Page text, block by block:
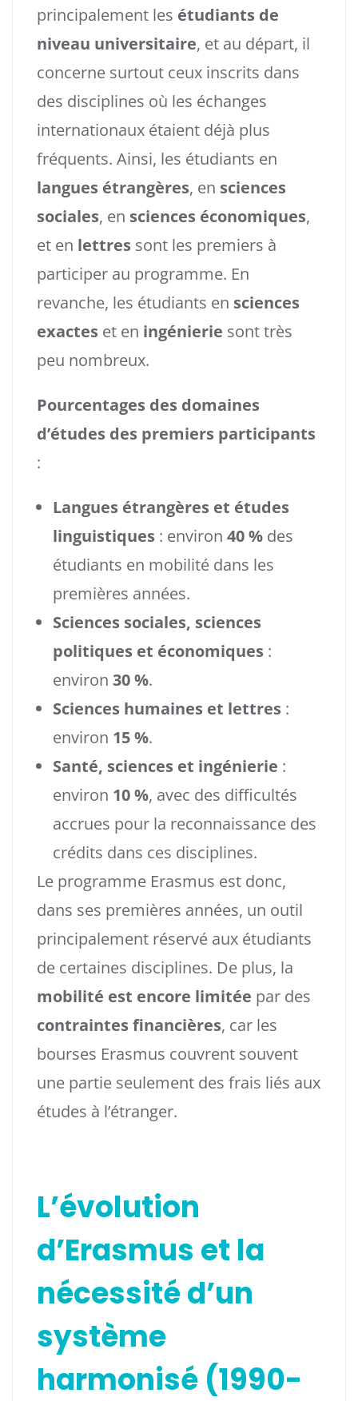
principalement les étudiants de
niveau universitaire, et au départ, il
concerne surtout ceux inscrits dans
des disciplines où les échanges
internationaux étaient déjà plus
fréquents. Ainsi, les étudiants en
langues étrangères, en sciences
sociales, en sciences économiques,
et en lettres sont les premiers à
participer au programme. En
revanche, les étudiants en sciences
exactes et en ingénierie sont très
peu nombreux.
Pourcentages des domaines
d’études des premiers participants
:
Langues étrangères et études
linguistiques : environ 40 % des
étudiants en mobilité dans les
premières années.
Sciences sociales, sciences
politiques et économiques :
environ 30 %.
Sciences humaines et lettres :
environ 15 %.
Santé, sciences et ingénierie :
environ 10 %, avec des difficultés
accrues pour la reconnaissance des
crédits dans ces disciplines.
Le programme Erasmus est donc,
dans ses premières années, un outil
principalement réservé aux étudiants
de certaines disciplines. De plus, la
mobilité est encore limitée par des
contraintes financières, car les
bourses Erasmus couvrent souvent
une partie seulement des frais liés aux
études à l’étranger.
L’évolution
d’Erasmus et la
nécessité d’un
système
harmonisé (1990-